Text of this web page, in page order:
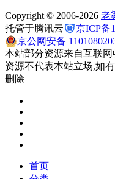
Copyright © 2006-2026 老
托管于腾讯云
京ICP备
京公网安备
本站部分资源来自互联
资源不代表本站立场,如
删除
首页